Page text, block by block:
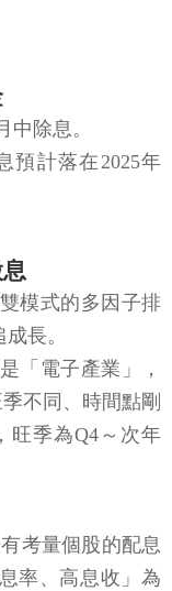
中除息。
預計落在2025年
模式的多因子排
長。
「電子產業」，
不同、時間點剛
旺季為Q4～次年
考量個股的配息
率、高息收」為